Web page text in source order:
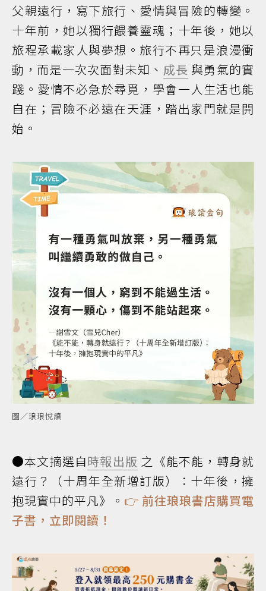
父親遠行，寫下旅行、愛情與冒險的轉變。
十年前，她以獨行餵養靈魂；十年後，她以
旅程承載家人與夢想。旅行不再只是浪漫衝
動，而是一次次面對未知、 成長 與勇氣的實
踐。愛情不必急於尋覓，學會一人生活也能
自在；冒險不必遠在天涯，踏出家門就是開
始。
圖／琅琅悅讀
●本文摘選自時報出版 之《能不能，轉身就
遠行？（十周年全新增訂版）：十年後，擁
抱現實中的平凡》。 👉 前往琅琅書店購買電
子書，立即閱讀！